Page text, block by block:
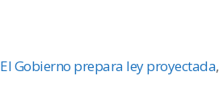
El Gobierno prepara ley proyectada,